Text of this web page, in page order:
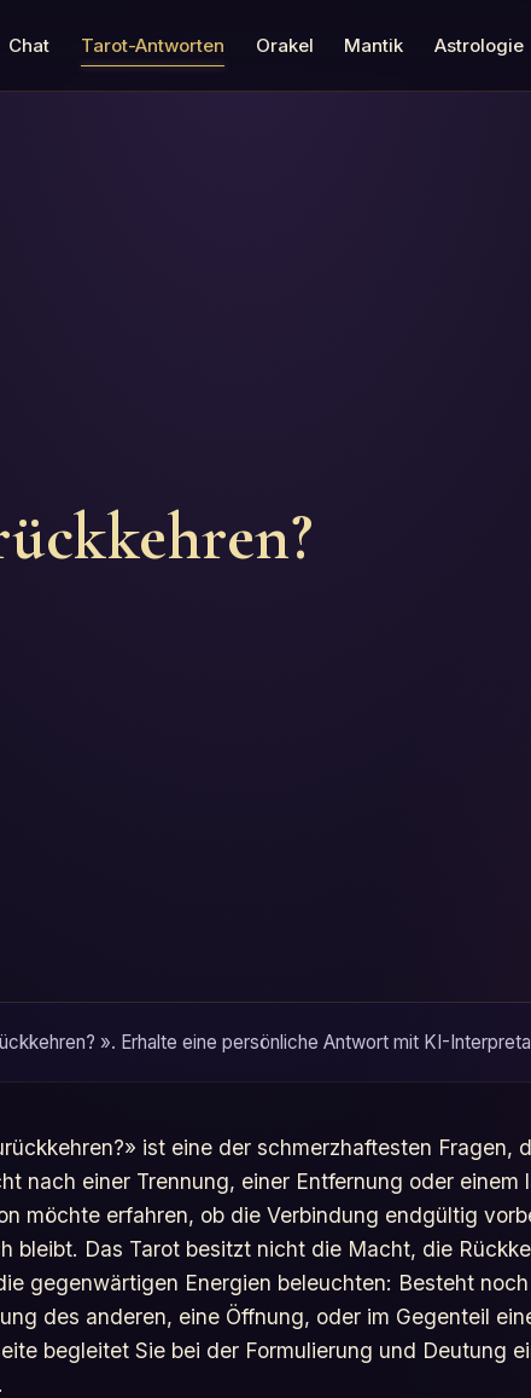
Chat Tarot-Antworten Orakel Mantik Astrologie
». Erhalte eine persönliche Antwort mit KI-
ist eine der schmerzhaftesten Fragen,
nach einer Trennung, einer Entfernung oder einem
möchte erfahren, ob die Verbindung endgültig
bleibt. Das Tarot besitzt nicht die Macht, die
gegenwärtigen Energien beleuchten: Besteht
des anderen, eine Öffnung, oder im Gegenteil
begleitet Sie bei der Formulierung und Deutung